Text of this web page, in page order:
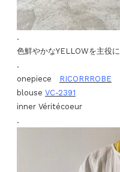
.
色鮮やかなYELLOWを主役に
.
onepiece
RICORRROBE
blouse VC-2391
inner Véritécoeur
.